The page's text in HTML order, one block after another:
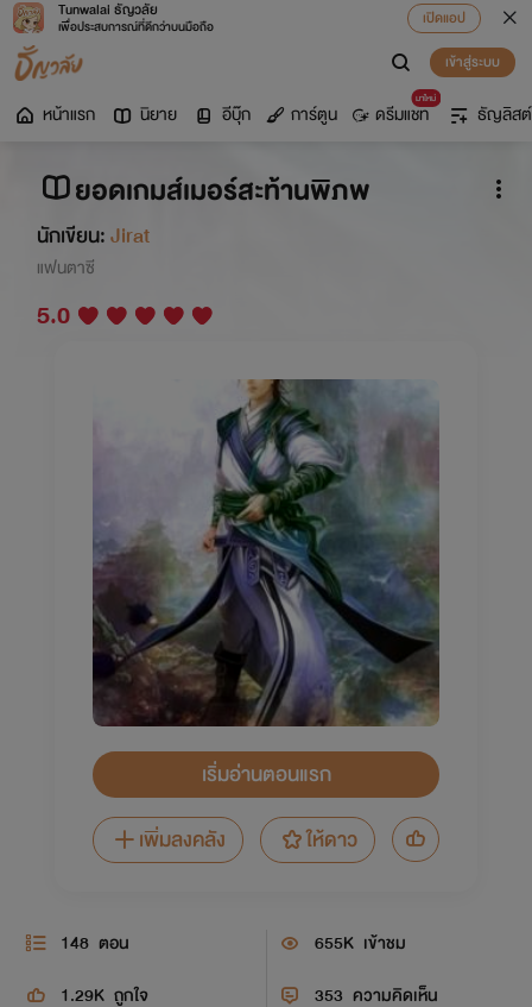
Tunwalai ธัญวลัย
เพื่อประสบการณ์ที่ดีกว่าบนมือถือ
เปิดแอป
เข้าสู่ระบบ
หน้าแรก นิยาย อีบุ๊ก การ์ตูน
มาใหม่
ดรีมแชท ธัญลิสต์
ยอดเกมส์เมอร์สะท้านพิภพ
นักเขียน:Jirat
แฟนตาซี
5.0
เริ่มอ่านตอนแรก
เพิ่มลงคลัง
ให้ดาว
148 ตอน 655K เข้าชม
1.29K ถูกใจ 353 ความคิดเห็น